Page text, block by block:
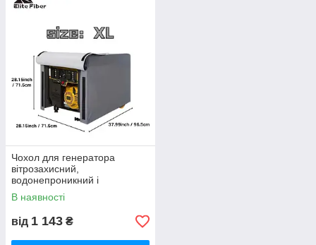
Чохол для генератора
вітрозахисний,
водонепроникний і
пилонепроникний із тканини
Оксфорд 240D No3G. Gray.
В наявності
від 1 143 ₴